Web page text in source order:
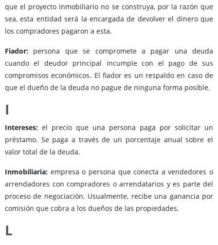
que el proyecto inmobiliario no se construya, por la razón que
sea, esta entidad será la encargada de devolver el dinero que
los compradores pagaron a esta.
Fiador: persona que se compromete a pagar una deuda
cuando el deudor principal incumple con el pago de sus
compromisos económicos. El fiador es un respaldo en caso de
que el dueño de la deuda no pague de ninguna forma posible.
I
Intereses: el precio que una persona paga por solicitar un
préstamo. Se paga a través de un porcentaje anual sobre el
valor total de la deuda.
Inmobiliaria: empresa o persona que conecta a vendedores o
arrendadores con compradores o arrendatarios y es parte del
proceso de negociación. Usualmente, recibe una ganancia por
comisión que cobra a los dueños de las propiedades.
L